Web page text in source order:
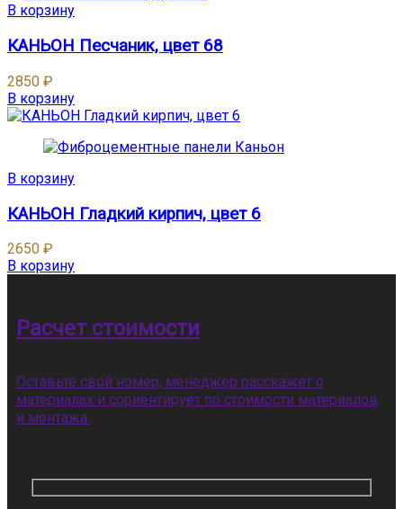
В корзину
КАНЬОН Песчаник, цвет 68
2850 ₽
В корзину
В корзину
КАНЬОН Гладкий кирпич, цвет 6
2650 ₽
В корзину
Расчет стоимости
Оставьте свой номер, менеджер расскажет о
материалах и сориентирует по стоимости материалов
и монтажа.